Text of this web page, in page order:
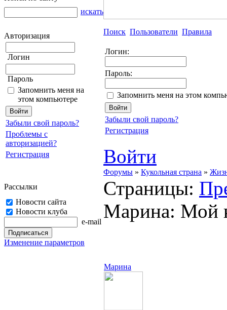
искать
Авторизация
Логин
Пароль
Запомнить меня на
этом компьютере
Забыли свой пароль?
Проблемы с
авторизацией?
Регистрация
Рассылки
Новости сайта
Новости клуба
e-mail
Изменение параметров
Поиск Пользователи Правила
Логин:
Пароль:
Запомнить меня на этом
Забыли свой пароль?
Регистрация
Войти
Форумы » Кукольная страна »
Страницы:
Марина: Мой
Марина